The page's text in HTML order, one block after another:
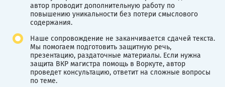
автор проводит дополнительную работу по
повышению уникальности без потери смыслового
содержания.
Наше сопровождение не заканчивается сдачей текста.
Мы помогаем подготовить защитную речь,
презентацию, раздаточные материалы. Если нужна
защита ВКР магистра помощь в Воркуте, автор
проведет консультацию, ответит на сложные вопросы
по теме.